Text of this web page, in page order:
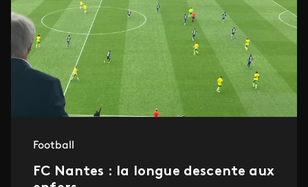
Football
FC Nantes : la longue descente aux